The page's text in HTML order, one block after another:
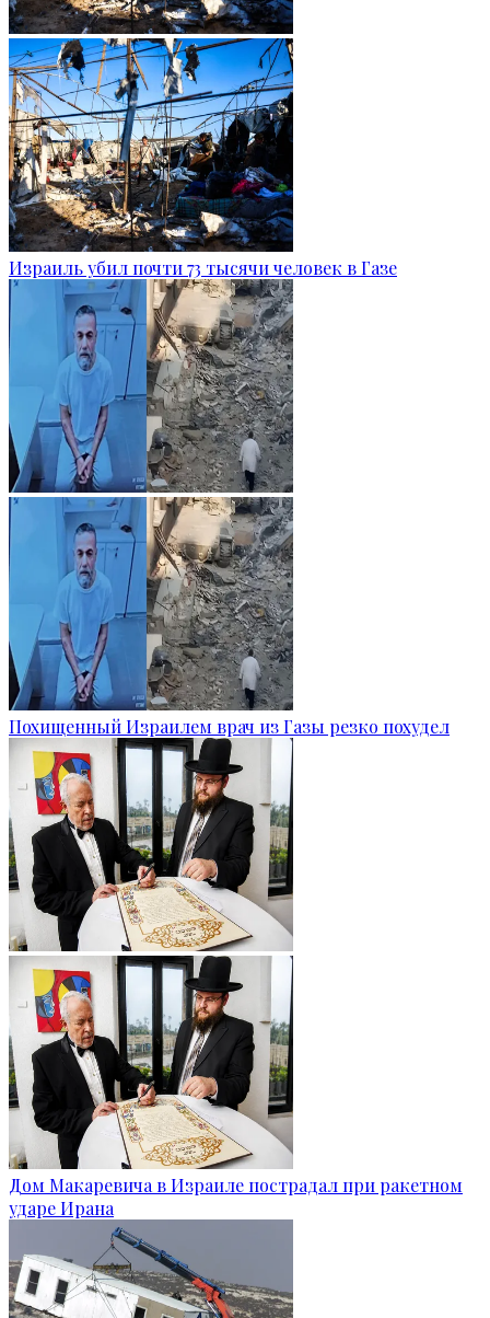
Израиль убил почти 73 тысячи человек в Газе
Похищенный Израилем врач из Газы резко похудел
Дом Макаревича в Израиле пострадал при ракетном
ударе Ирана